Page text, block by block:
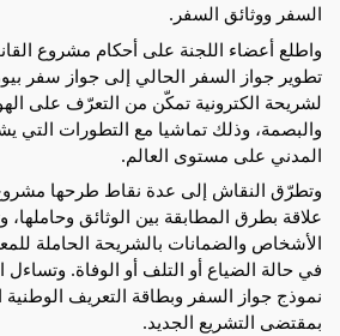
السفر ووثائق السفر.
واطلع أعضاء اللجنة على أحكام مشروع
تطوير جواز السفر الحالي إلى جواز سفر
لشريحة الكترونية تمكّن من التعرّف على
والبصمة، وذلك تماشيا مع التطورات التي
المدني على مستوى العالم.
وتطرّق النقاش إلى عدة نقاط طرحها
علاقة بطرق المطابقة بين الوثائق
الأشخاص والضمانات بالشريحة الحاملة
في حالة الضياع أو التلف أو الوفاة.
نموذج جواز السفر وبطاقة التعريف الوطنية
بمقتضى التشريع الجديد.